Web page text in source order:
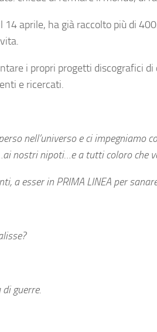
14 aprile, ha già raccolto più di
i propri progetti discografici
e ricercati.
nell’universo e ci impegniamo
nostri nipoti…e a tutti coloro che
a esser in PRIMA LINEA per
guerre.